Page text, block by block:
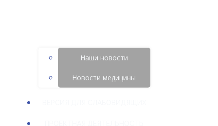
Наши новости
Новости медицины